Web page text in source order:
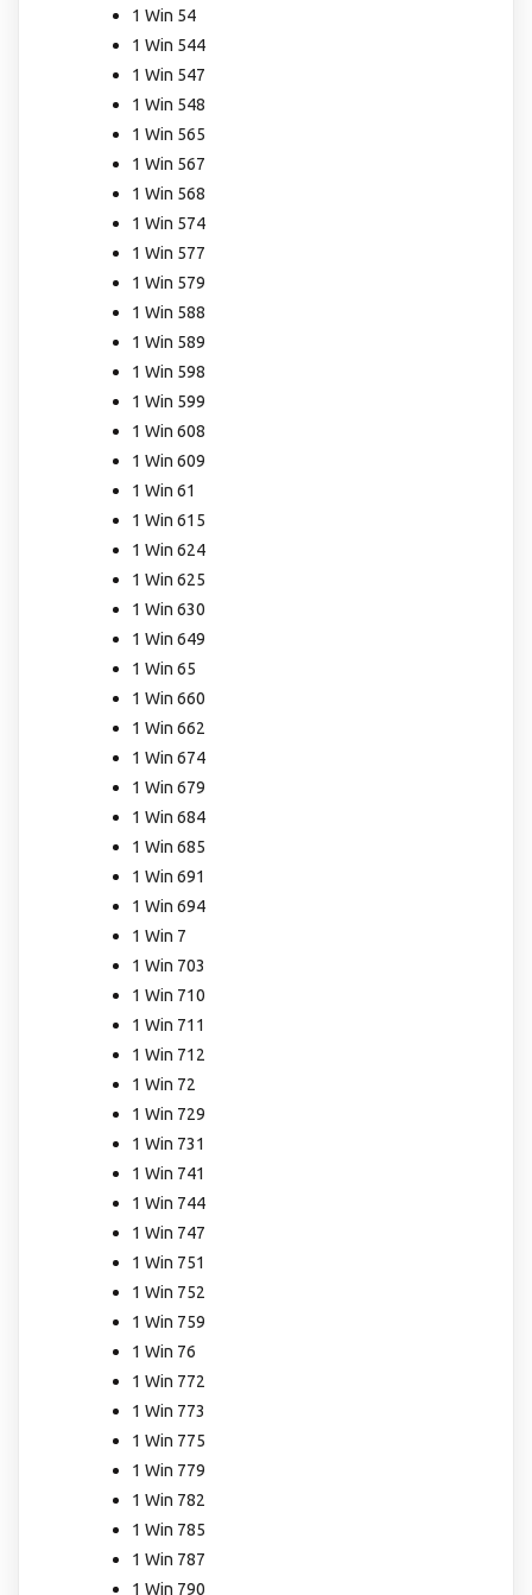
1 Win 54
1 Win 544
1 Win 547
1 Win 548
1 Win 565
1 Win 567
1 Win 568
1 Win 574
1 Win 577
1 Win 579
1 Win 588
1 Win 589
1 Win 598
1 Win 599
1 Win 608
1 Win 609
1 Win 61
1 Win 615
1 Win 624
1 Win 625
1 Win 630
1 Win 649
1 Win 65
1 Win 660
1 Win 662
1 Win 674
1 Win 679
1 Win 684
1 Win 685
1 Win 691
1 Win 694
1 Win 7
1 Win 703
1 Win 710
1 Win 711
1 Win 712
1 Win 72
1 Win 729
1 Win 731
1 Win 741
1 Win 744
1 Win 747
1 Win 751
1 Win 752
1 Win 759
1 Win 76
1 Win 772
1 Win 773
1 Win 775
1 Win 779
1 Win 782
1 Win 785
1 Win 787
1 Win 790